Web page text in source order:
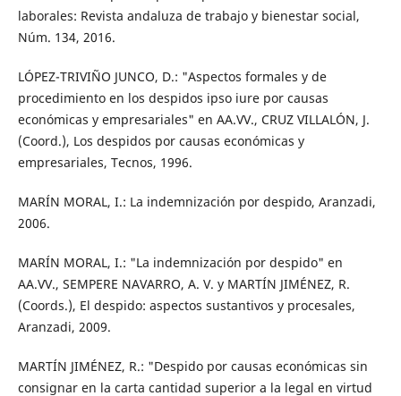
laborales: Revista andaluza de trabajo y bienestar social,
Núm. 134, 2016.
LÓPEZ-TRIVIÑO JUNCO, D.: "Aspectos formales y de
procedimiento en los despidos ipso iure por causas
económicas y empresariales" en AA.VV., CRUZ VILLALÓN, J.
(Coord.), Los despidos por causas económicas y
empresariales, Tecnos, 1996.
MARÍN MORAL, I.: La indemnización por despido, Aranzadi,
2006.
MARÍN MORAL, I.: "La indemnización por despido" en
AA.VV., SEMPERE NAVARRO, A. V. y MARTÍN JIMÉNEZ, R.
(Coords.), El despido: aspectos sustantivos y procesales,
Aranzadi, 2009.
MARTÍN JIMÉNEZ, R.: "Despido por causas económicas sin
consignar en la carta cantidad superior a la legal en virtud